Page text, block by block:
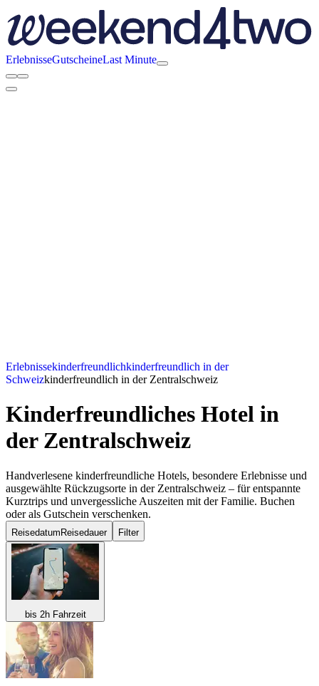
ErlebnisseGutscheineLast Minute
Erlebnissekinderfreundlichkinderfreundlich in der
Schweizkinderfreundlich in der Zentralschweiz
Kinderfreundliches Hotel in
der Zentralschweiz
Handverlesene kinderfreundliche Hotels, besondere Erlebnisse und
ausgewählte Rückzugsorte in der Zentralschweiz – für entspannte
Kurztrips und unvergessliche Auszeiten mit der Familie. Buchen
oder als Gutschein verschenken.
Reisedatum Reisedauer Filter
bis 2h Fahrzeit